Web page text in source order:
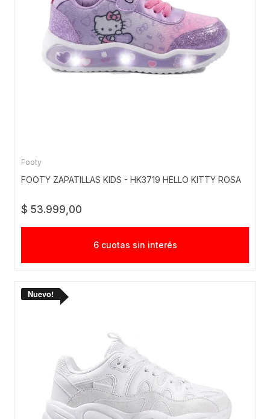
Footy
FOOTY ZAPATILLAS KIDS - HK3719 HELLO KITTY ROSA
$ 53.999,00
6 cuotas sin interés